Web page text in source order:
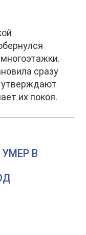
сразу
утверждают
их покоя.
В